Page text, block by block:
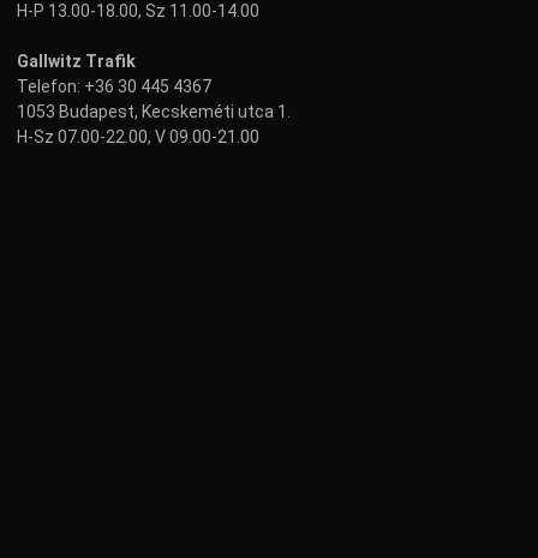
H-P 13.00-18.00, Sz 11.00-14.00
Gallwitz Trafik
Telefon: +36 30 445 4367
1053 Budapest, Kecskeméti utca 1.
H-Sz 07.00-22.00, V 09.00-21.00